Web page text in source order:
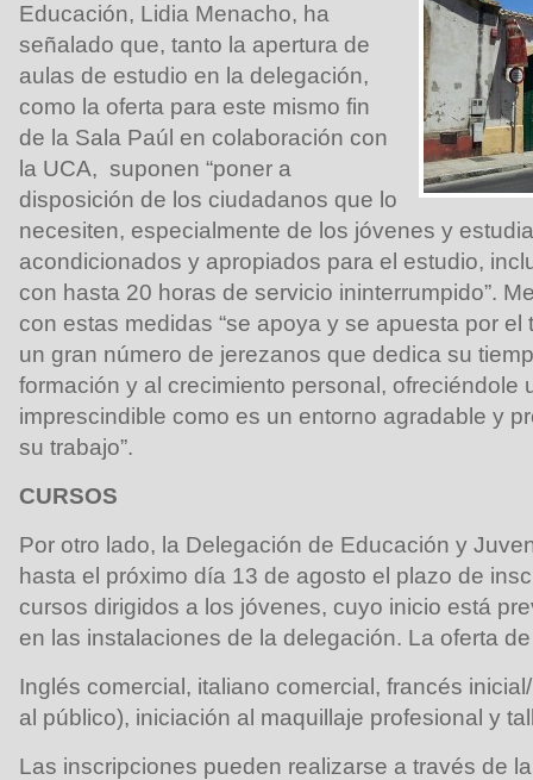
Educación, Lidia Menacho, ha
señalado que, tanto la apertura de
aulas de estudio en la delegación,
como la oferta para este mismo fin
de la Sala Paúl en colaboración con
la UCA, suponen “poner a
disposición de los ciudadanos que lo
necesiten, especialmente de los jóvenes y
acondicionados y apropiados para el estudio,
con hasta 20 horas de servicio ininterrumpido”.
con estas medidas “se apoya y se apuesta por el
un gran número de jerezanos que dedica su
formación y al crecimiento personal, ofreciéndole
imprescindible como es un entorno agradable y
su trabajo”.
CURSOS
Por otro lado, la Delegación de Educación y
hasta el próximo día 13 de agosto el plazo de
cursos dirigidos a los jóvenes, cuyo inicio está
en las instalaciones de la delegación. La oferta
Inglés comercial, italiano comercial, francés
al público), iniciación al maquillaje profesional y
Las inscripciones pueden realizarse a través de